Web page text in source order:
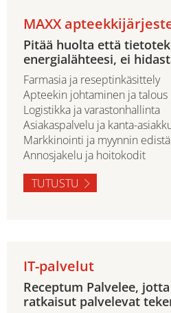
MAXX
Pitää huolta että
energialähteesi, ei
Farmasia ja reseptinkäsittely
Apteekin johtaminen ja talous
Logistikka ja varastonhallinta
Asiakaspalvelu ja kanta-
Markkinointi ja myynnin
Annosjakelu ja hoitokodit
TUTUSTU
IT-palvelut
Receptum Palvelee,
ratkaisut palvelevat